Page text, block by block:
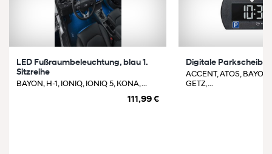
LED Fußraumbeleuchtung, blau 1.
Sitzreihe
BAYON, H-1, IONIQ, IONIQ 5, KONA, ...
111,99 €
Digitale
ACCENT, ATOS,
GETZ, ...